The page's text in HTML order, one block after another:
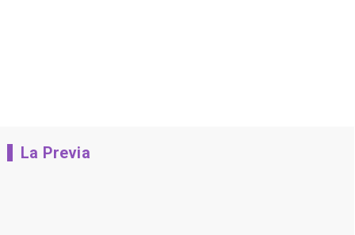
La Previa